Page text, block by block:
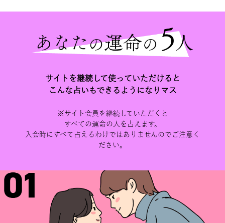
サイトを継続して使っていただけると
こんな占いもできるようになりマス
※サイト会員を継続していただくと
すべての運命の人を占えます。
入会時にすべて占えるわけではありませんのでご注意く
ださい。